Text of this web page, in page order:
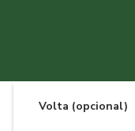
Volta (opcional)